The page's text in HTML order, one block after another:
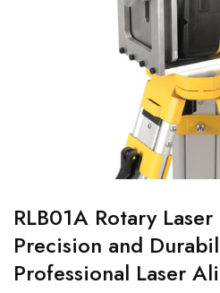
RLB01A Rotary
Precision and
Professional Laser